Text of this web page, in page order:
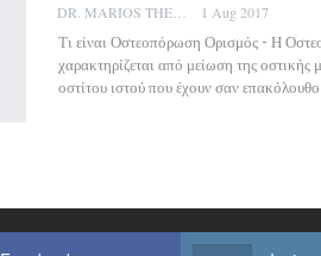
1 Aug 2017
Τι είναι Οστεοπόρωση Ορισμός - Η
χαρακτηρίζεται από μείωση της οστικής
οστίτου ιστού που έχουν σαν